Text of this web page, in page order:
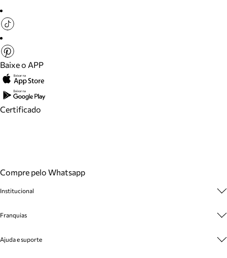
Baixe o APP
Certificado
Compre pelo Whatsapp
Institucional
Cashback
Venda Corporativa
Franquias
Plano de Negócio
Ajuda e suporte